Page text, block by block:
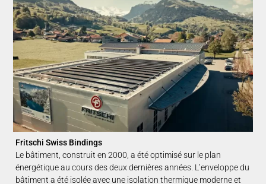
Fritschi Swiss Bindings
Le bâtiment, construit en 2000, a été optimisé sur le plan
énergétique au cours des deux dernières années. L’enveloppe du
bâtiment a été isolée avec une isolation thermique moderne et